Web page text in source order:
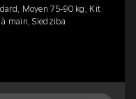
Moyen 75-90 kg, Kit
main, Siedziba